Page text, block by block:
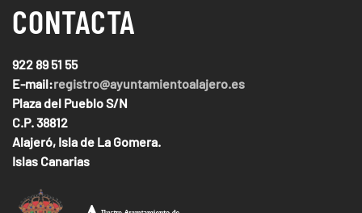
CONTACTA
922 89 51 55
E-mail:registro@ayuntamientoalajero.es
Plaza del Pueblo S/N
C.P. 38812
Alajeró, Isla de La Gomera.
Islas Canarias